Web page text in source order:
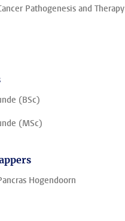
Pathogenesis and Therapy
(BSc)
(MSc)
Hogendoorn